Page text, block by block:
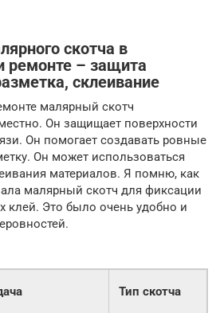
скотча в
ремонте – защита
склеивание
малярный скотч
Он защищает поверхности
Он помогает создавать ровные
Он может использоваться
материалов. Я помню, как
малярный скотч для фиксации
клей. Это было очень удобно и
Тип скотча